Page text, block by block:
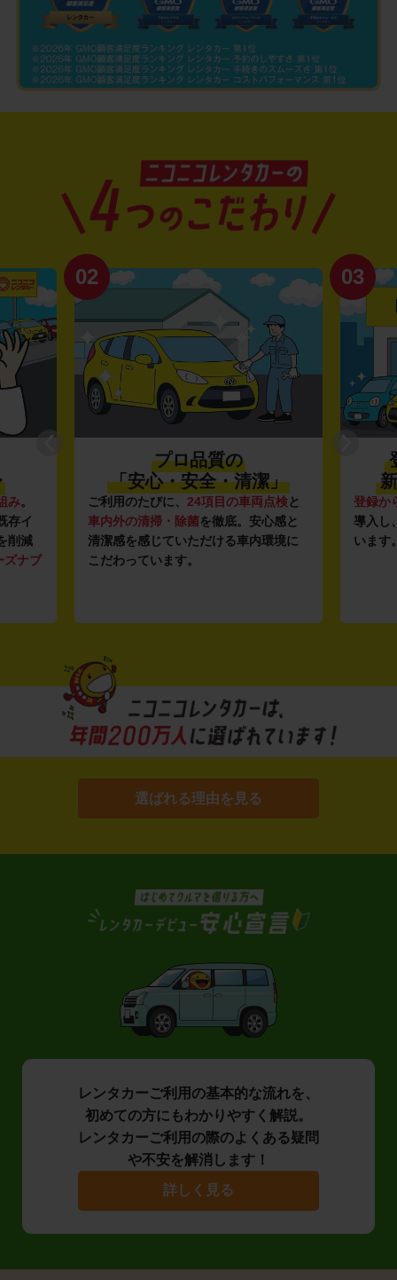
み。
存イ
削減
ズナブ
02
プロ品質の
「安心・安全・清潔」
ご利用のたびに、 24項目の車両点検と
車内外の清掃・除菌を徹底。安心感と
清潔感を感じていただける車内環境に
こだわっています。
03
登録か
導入し
います
選ばれる理由を見る
レンタカーご利用の基本的な流れを、
初めての方にもわかりやすく解説。
レンタカーご利用の際のよくある疑問
や不安を解消します！
詳しく見る